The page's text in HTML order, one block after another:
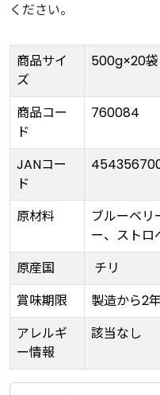
ください。
商品サイ
ズ
500g×20袋
商品コー
ド
760084
JANコー
ド
原材料
ブルーベリ
ー、ストロ
原産国
チリ
賞味期限
製造から2
アレルギ
ー情報
該当なし